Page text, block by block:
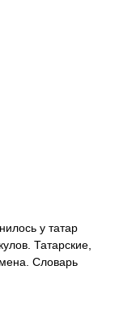
у татар
Татарские,
Словарь